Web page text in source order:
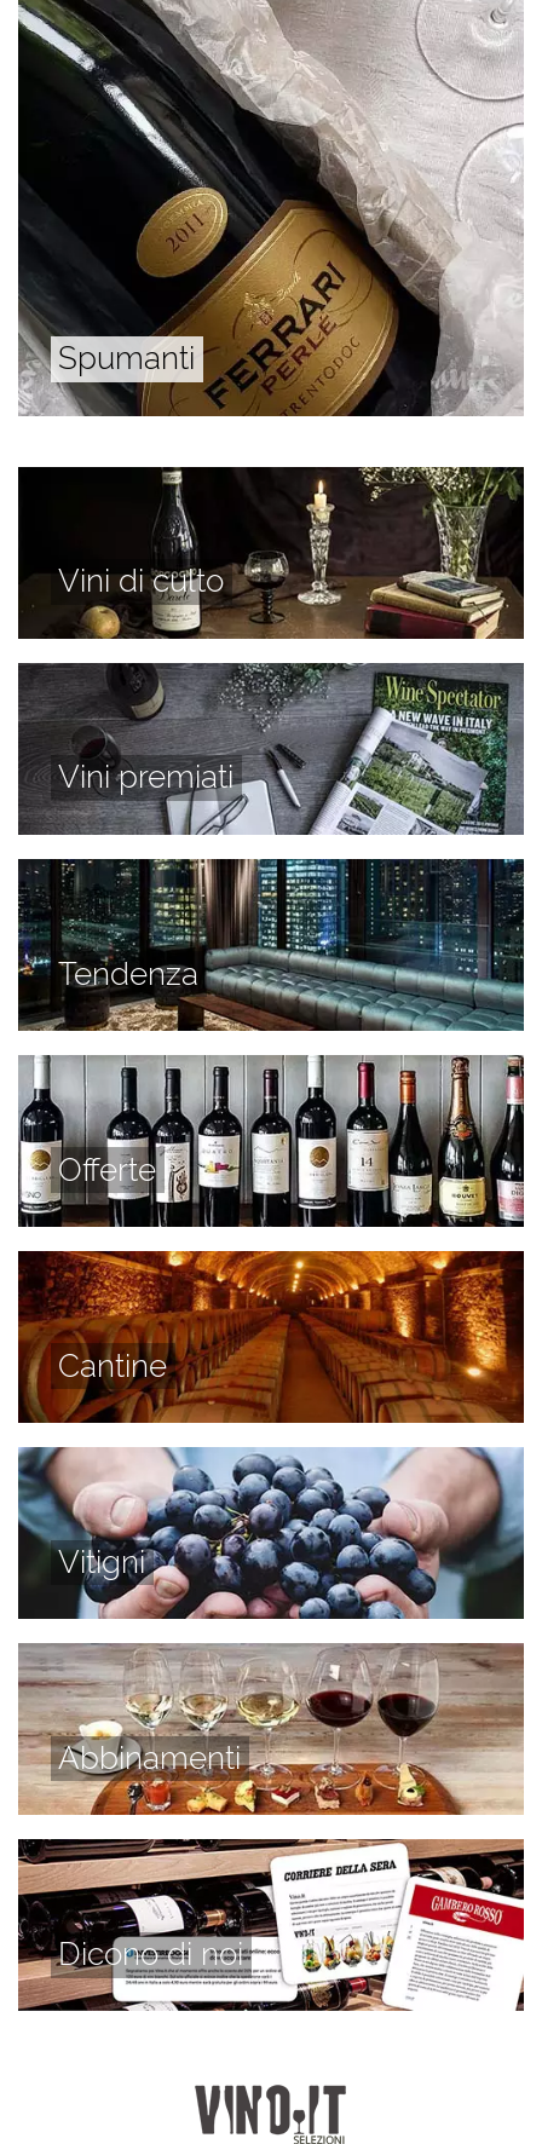
Spumanti
Vini di culto
Vini premiati
Tendenza
Offerte
Cantine
Vitigni
Abbinamenti
Dicono di noi